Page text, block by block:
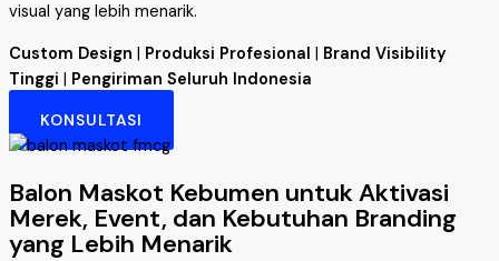
visual yang lebih menarik.
Custom Design | Produksi Profesional | Brand Visibility
Tinggi | Pengiriman Seluruh Indonesia
KONSULTASI
Balon Maskot Kebumen untuk Aktivasi
Merek, Event, dan Kebutuhan Branding
yang Lebih Menarik